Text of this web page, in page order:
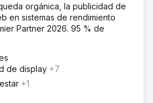
su sitio web en WordPress para
de conversiones y la
una campaña de backlinks,
Business y lanzamos
Max para captar y
Reestructuramos su
orgánica, la publicidad de
en sistemas de rendimiento
Partner 2026. 95 % de
de display +7
+1